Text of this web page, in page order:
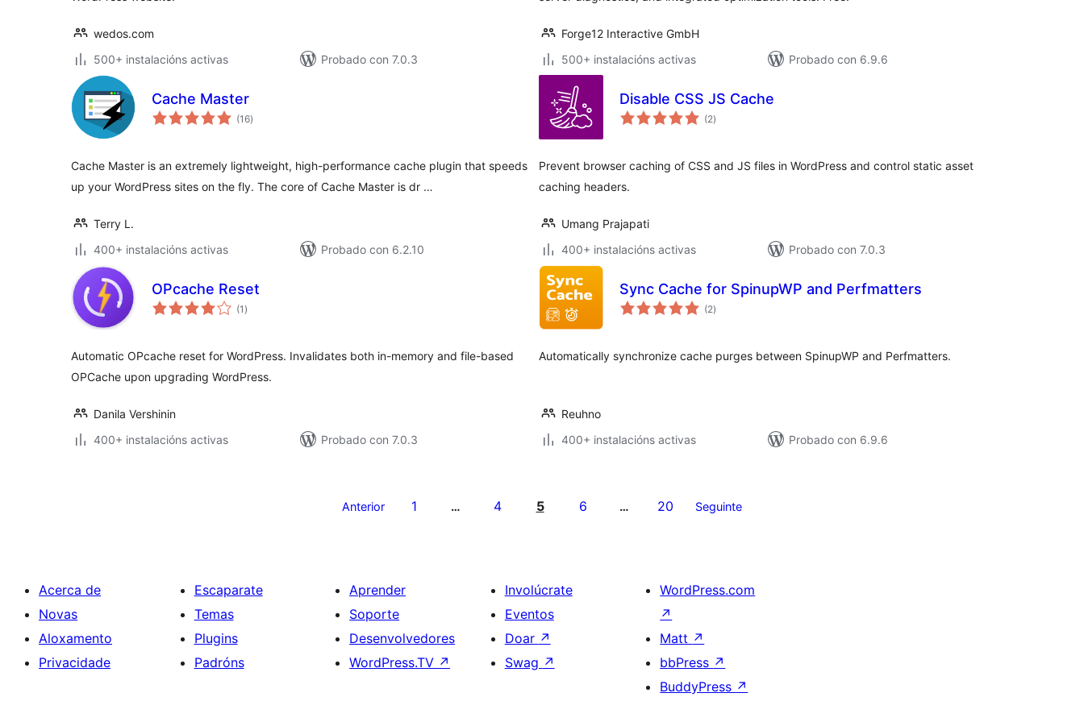
wedos.com
500+ instalacións activas
Probado con 7.0.3
Forge12 Interactive GmbH
500+ instalacións activas
Probado con 6.9.6
Cache Master
(16valoracións
totais
)
Cache Master is an extremely lightweight, high-performance cache plugin that speeds
up your WordPress sites on the fly. The core of Cache Master is dr …
Terry L.
400+ instalacións activas
Probado con 6.2.10
Disable CSS JS Cache
(2valoracións
totais
)
Prevent browser caching of CSS and JS files in WordPress and control static asset
caching headers.
Umang Prajapati
400+ instalacións activas
Probado con 7.0.3
OPcache Reset
(1 valoracións
totais
)
Automatic OPcache reset for WordPress. Invalidates both in-memory and file-based
OPCache upon upgrading WordPress.
Danila Vershinin
400+ instalacións activas
Probado con 7.0.3
Sync Cache for SpinupWP and Perfmatters
(2valoracións
totais
)
Automatically synchronize cache purges between SpinupWP and Perfmatters.
Reuhno
400+ instalacións activas
Probado con 6.9.6
Anterior 1 … 4 5 6 … 20 Seguinte
Acerca de
Novas
Aloxamento
Privacidade
Escaparate
Temas
Plugins
Padróns
Aprender
Soporte
Desenvolvedores
WordPress.TV ↗
Involúcrate
Eventos
Doar ↗
Swag ↗
WordPress.com
↗
Matt ↗
bbPress ↗
BuddyPress ↗